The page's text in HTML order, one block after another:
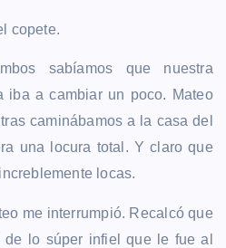
copete.
sabíamos que nuestra
iba a cambiar un poco. Mateo
caminábamos a la casa del
una locura total. Y claro que
locas.
me interrumpió. Recalcó que
lo súper infiel que le fue al